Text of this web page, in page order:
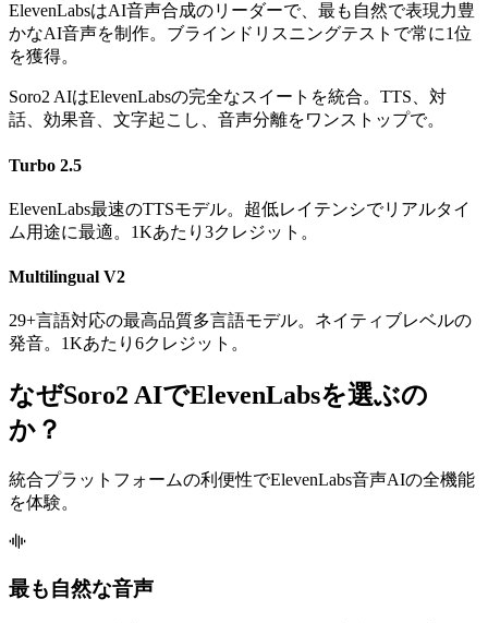
ElevenLabsはAI音声合成のリーダーで、最も自然で表現力豊
かなAI音声を制作。ブラインドリスニングテストで常に1位
を獲得。
Soro2 AIはElevenLabsの完全なスイートを統合。TTS、対
話、効果音、文字起こし、音声分離をワンストップで。
Turbo 2.5
ElevenLabs最速のTTSモデル。超低レイテンシでリアルタイ
ム用途に最適。1Kあたり3クレジット。
Multilingual V2
29+言語対応の最高品質多言語モデル。ネイティブレベルの
発音。1Kあたり6クレジット。
なぜSoro2 AIでElevenLabsを選ぶの
か？
統合プラットフォームの利便性でElevenLabs音声AIの全機能
を体験。
最も自然な音声